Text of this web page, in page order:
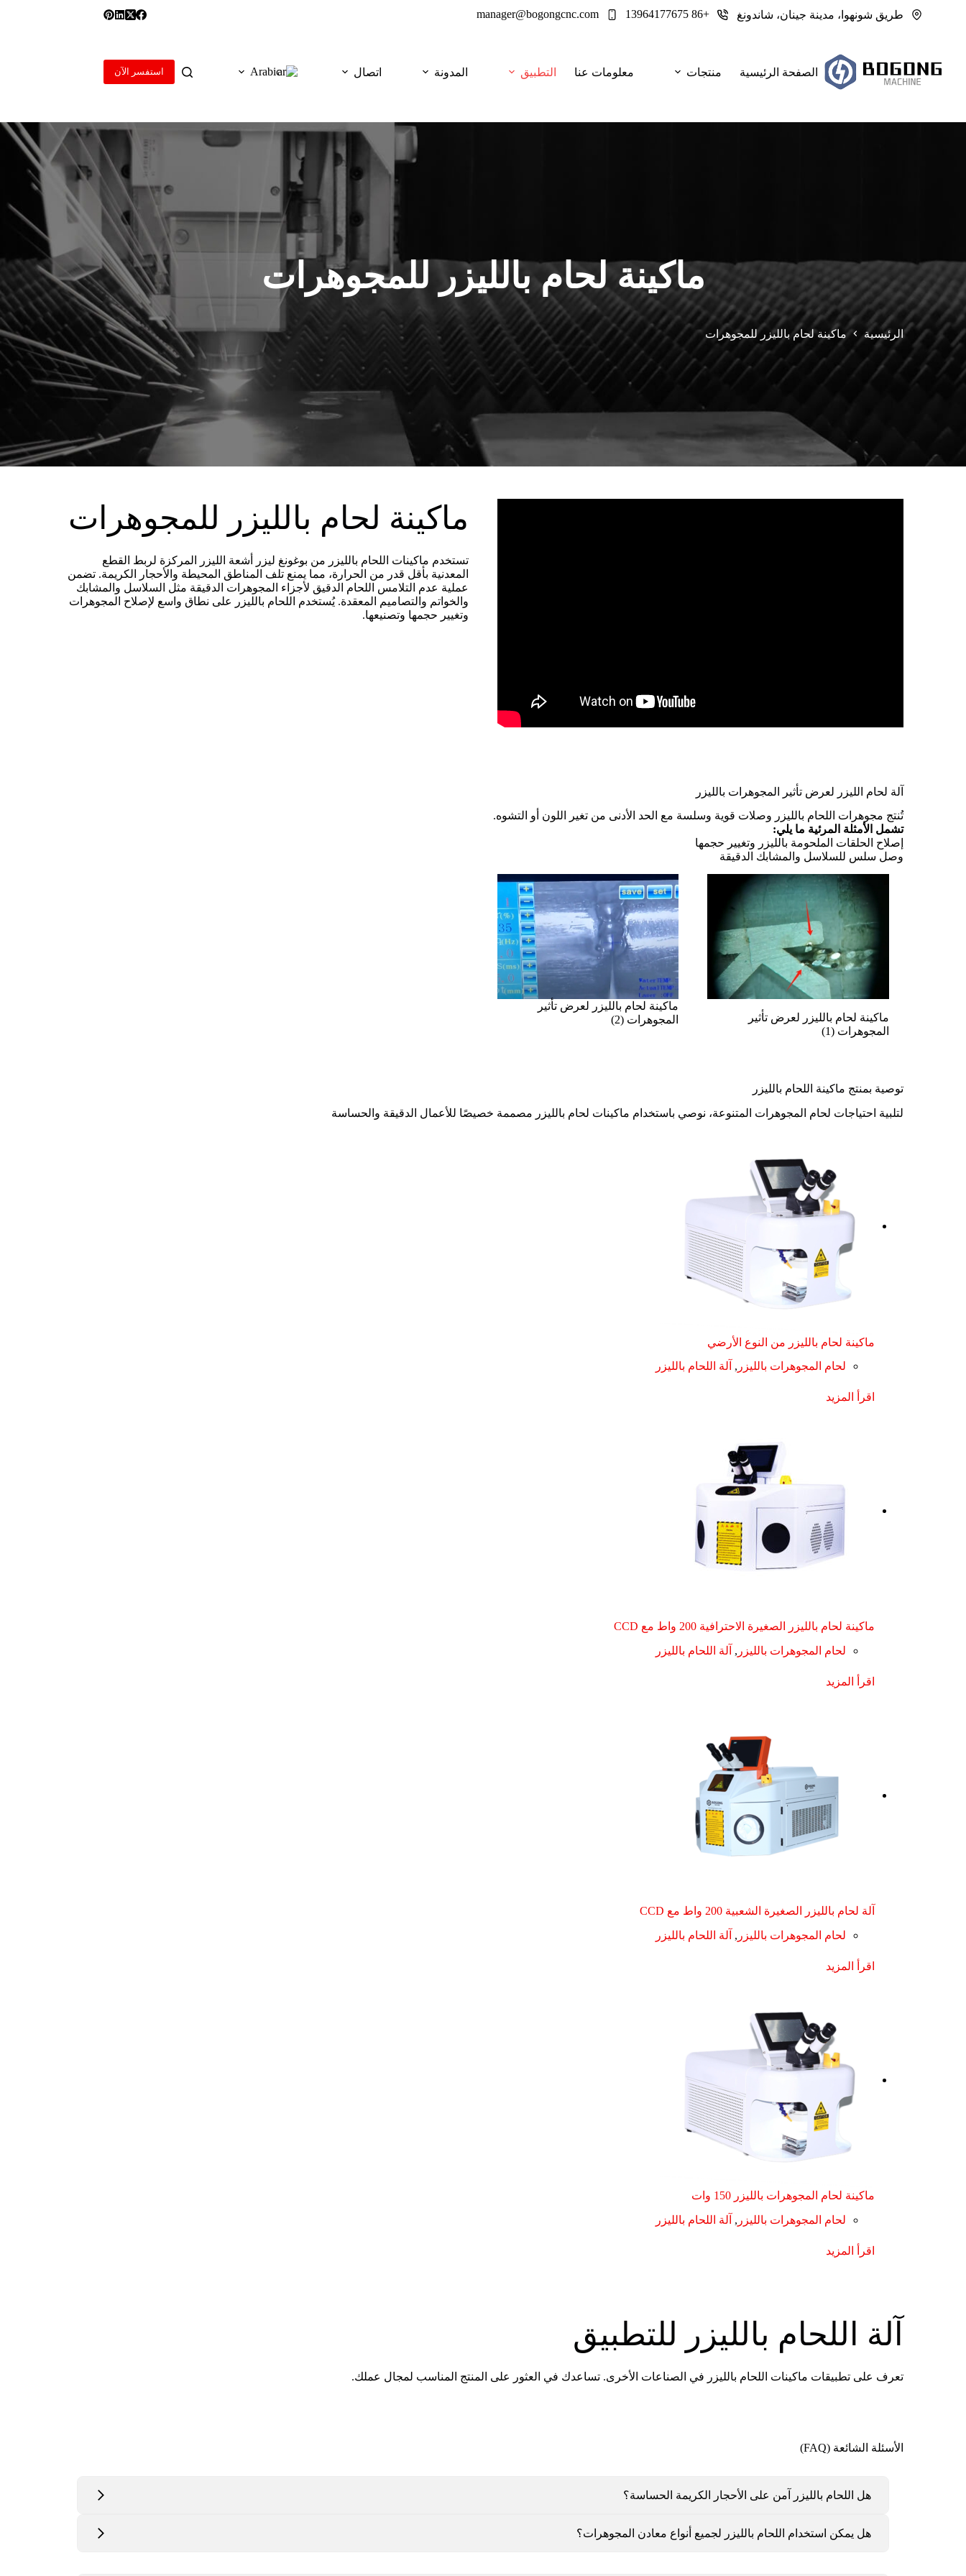
طريق شونهوا، مدينة جينان، شاندونغ +86 13964177675
manager@bogongcnc.com
الصفحة الرئيسية منتجات معلومات عنا التطبيق المدونة اتصال Arabic استفسر الآن
ماكينة لحام بالليزر للمجوهرات
الرئيسية ماكينة لحام بالليزر للمجوهرات
ماكينة لحام بالليزر للمجوهرات
تستخدم ماكينات اللحام بالليزر من بوغونغ ليزر أشعة الليزر المركزة لربط القطع
المعدنية بأقل قدر من الحرارة، مما يمنع تلف المناطق المحيطة والأحجار الكريمة. تضمن
عملية عدم التلامس اللحام الدقيق لأجزاء المجوهرات الدقيقة مثل السلاسل والمشابك
والخواتم والتصاميم المعقدة. يُستخدم اللحام بالليزر على نطاق واسع لإصلاح المجوهرات
وتغيير حجمها وتصنيعها.
آلة لحام الليزر لعرض تأثير المجوهرات بالليزر
تُنتج مجوهرات اللحام بالليزر وصلات قوية وسلسة مع الحد الأدنى من تغير اللون أو التشوه.
تشمل الأمثلة المرئية ما يلي:
إصلاح الحلقات الملحومة بالليزر وتغيير حجمها
وصل سلس للسلاسل والمشابك الدقيقة
ماكينة لحام بالليزر لعرض تأثير
المجوهرات (1)
ماكينة لحام بالليزر لعرض تأثير
المجوهرات (2)
توصية بمنتج ماكينة اللحام بالليزر
لتلبية احتياجات لحام المجوهرات المتنوعة، نوصي باستخدام ماكينات لحام بالليزر مصممة خصيصًا للأعمال الدقيقة والحساسة
ماكينة لحام بالليزر من النوع الأرضي
لحام المجوهرات بالليزر , آلة اللحام بالليزر
اقرأ المزيد
ماكينة لحام بالليزر الصغيرة الاحترافية 200 واط مع CCD
لحام المجوهرات بالليزر , آلة اللحام بالليزر
اقرأ المزيد
آلة لحام بالليزر الصغيرة الشعبية 200 واط مع CCD
لحام المجوهرات بالليزر , آلة اللحام بالليزر
اقرأ المزيد
ماكينة لحام المجوهرات بالليزر 150 وات
لحام المجوهرات بالليزر , آلة اللحام بالليزر
اقرأ المزيد
آلة اللحام بالليزر للتطبيق
تعرف على تطبيقات ماكينات اللحام بالليزر في الصناعات الأخرى. تساعدك في العثور على المنتج المناسب لمجال عملك.
الأسئلة الشائعة (FAQ)
هل اللحام بالليزر آمن على الأحجار الكريمة الحساسة؟
هل يمكن استخدام اللحام بالليزر لجميع أنواع معادن المجوهرات؟